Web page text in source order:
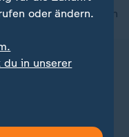
nach oben
oder ändern.
in unserer